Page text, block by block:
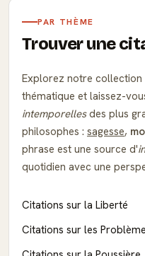
PAR THÈME
Trouver une
Explorez notre collection
thématique et laissez-
intemporellesdes plus
philosophes : sagesse,
phrase est une source d'
quotidien avec une
Citations sur la Liberté
Citations sur les